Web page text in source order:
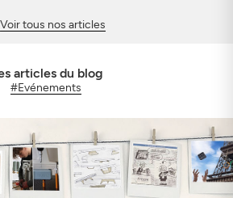
Voir tous nos articles
articles du blog
#Evénements